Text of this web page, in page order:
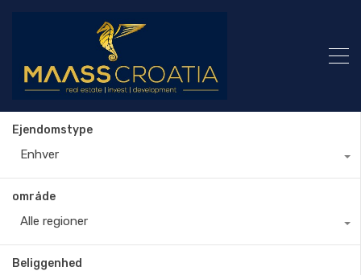
Ejendomstype
Enhver
område
Alle regioner
Beliggenhed